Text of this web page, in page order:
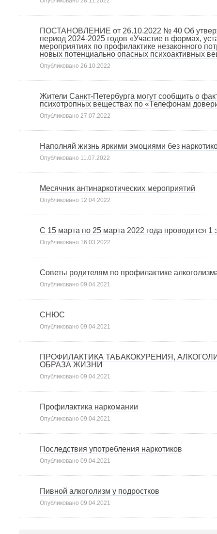
ПОСТАНОВЛЕНИЕ от 26.10.2022 № 40 Об
период 2024-2025 годов «Участие в формах,
мероприятиях по профилактике незаконного
новых потенциально опасных психоактивных
Опубликовано 26.10.2022
Жители Санкт-Петербурга могут сообщить о
психотропных веществах по «Телефонам
Опубликовано 27.07.2022
Наполняй жизнь яркими эмоциями без
Опубликовано 11.07.2022
Месячник антинаркотических мероприятий
Опубликовано 12.04.2022
С 15 марта по 25 марта 2022 года проводится 1
Опубликовано 16.03.2022
Советы родителям по профилактике
Опубликовано 09.04.2021
СНЮС
Опубликовано 09.04.2021
ПРОФИЛАКТИКА ТАБАКОКУРЕНИЯ,
ОБРАЗА ЖИЗНИ
Опубликовано 09.04.2021
Профилактика наркомании
Опубликовано 09.04.2021
Последствия употребления наркотиков
Опубликовано 09.04.2021
Пивной алкоголизм у подростков
Опубликовано 09.04.2021